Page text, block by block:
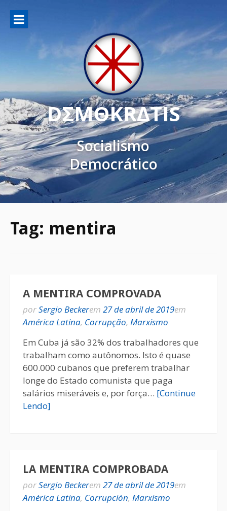
DΣMΘKRΔTIS
Socialismo
Democrático
Tag: mentira
A MENTIRA COMPROVADA
porSergio Beckerem 27 de abril de 2019em
América Latina, Corrupção, Marxismo
Em Cuba já são 32% dos trabalhadores que
trabalham como autônomos. Isto é quase
600.000 cubanos que preferem trabalhar
longe do Estado comunista que paga
salários miseráveis e, por força… [Continue
Lendo]
LA MENTIRA COMPROBADA
porSergio Beckerem 27 de abril de 2019em
América Latina, Corrupción, Marxismo